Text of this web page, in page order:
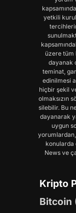
yetkili
üzere tüm
dayanak
teminat,
edinilmesi
hiçbir şekil
olmaksızın
silebilir. Bu
dayanarak
uygun
konularda
News ve
Kripto
Bitcoin